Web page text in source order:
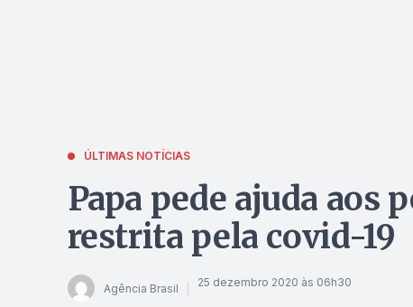
ÚLTIMAS NOTÍCIAS
Papa pede ajuda aos
restrita pela covid-19
Agência Brasil 25 dezembro 2020 às 06h30